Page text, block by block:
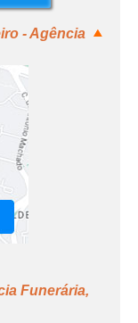
- Agência
Funerária,